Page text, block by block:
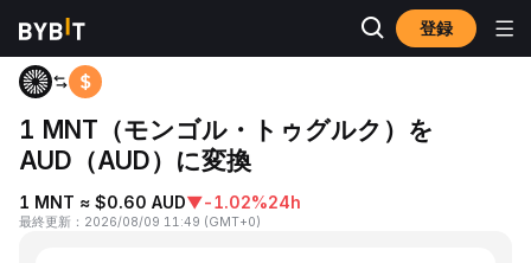
登録
ホーム MNT to AUD
1 MNT（モンゴル・トゥグルク）を
AUD（AUD）に変換
1 MNT ≈ $0.60 AUD▼-1.02%24h
最終更新 ： 2026/08/09 11:49 (GMT+0)